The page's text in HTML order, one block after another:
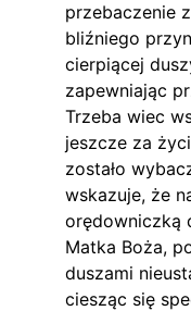
przebaczenie
bliźniego
cierpiącej
zapewniając
Trzeba wiec
jeszcze za
zostało
wskazuje, że
orędowniczką
Matka Boża,
duszami
ciesząc się